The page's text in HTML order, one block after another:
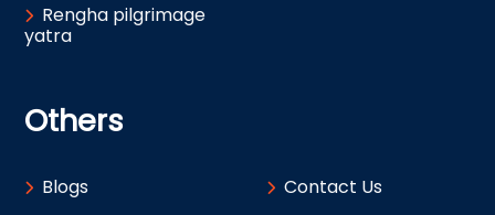
Rengha pilgrimage
yatra
Others
Blogs
Contact Us